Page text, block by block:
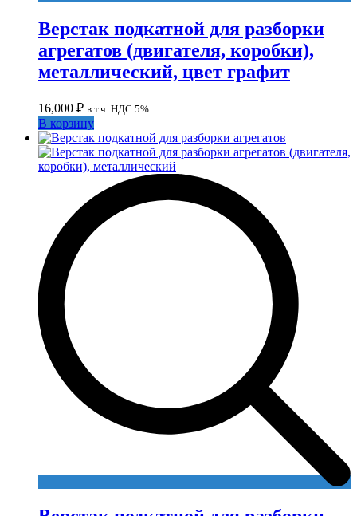
Верстак подкатной для разборки
агрегатов (двигателя, коробки),
металлический, цвет графит
16,000 ₽ в т.ч. НДС 5%
В корзину